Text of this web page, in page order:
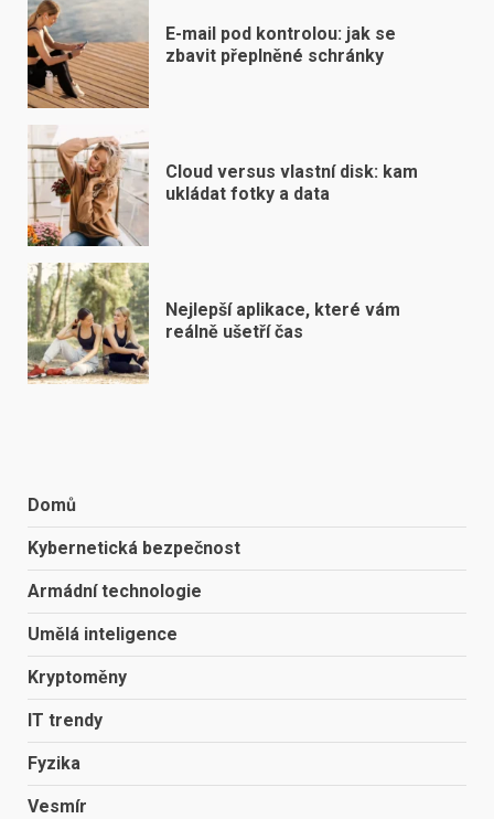
E-mail pod kontrolou: jak se
zbavit přeplněné schránky
Cloud versus vlastní disk: kam
ukládat fotky a data
Nejlepší aplikace, které vám
reálně ušetří čas
Domů
Kybernetická bezpečnost
Armádní technologie
Umělá inteligence
Kryptoměny
IT trendy
Fyzika
Vesmír